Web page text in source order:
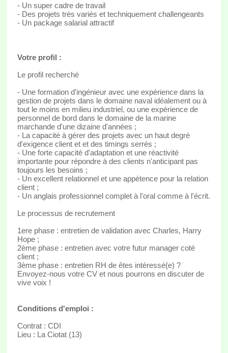
- Un super cadre de travail
- Des projets très variés et techniquement challengeants
- Un package salarial attractif
Votre profil :
Le profil recherché
- Une formation d'ingénieur avec une expérience dans la
gestion de projets dans le domaine naval idéalement ou à
tout le moins en milieu industriel, ou une expérience de
personnel de bord dans le domaine de la marine
marchande d'une dizaine d'années ;
- La capacité à gérer des projets avec un haut degré
d'exigence client et et des timings serrés ;
- Une forte capacité d'adaptation et une réactivité
importante pour répondre à des clients n'anticipant pas
toujours les besoins ;
- Un excellent relationnel et une appétence pour la relation
client ;
- Un anglais professionnel complet à l'oral comme à l'écrit.
Le processus de recrutement
1ere phase : entretien de validation avec Charles, Harry
Hope ;
2ème phase : entretien avec votre futur manager coté
client ;
3ème phase : entretien RH de êtes intéressé(e) ?
Envoyez-nous votre CV et nous pourrons en discuter de
vive voix !
Conditions d'emploi :
Contrat : CDI
Lieu : La Ciotat (13)